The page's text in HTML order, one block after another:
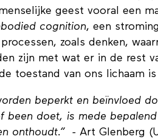
geest vooral een
cognition, een
zoals denken,
zijn met wat er in de rest
de toestand van ons lichaam
beperkt en beïnvloed
been doet, is mede
onthoudt.” - Art Glenberg